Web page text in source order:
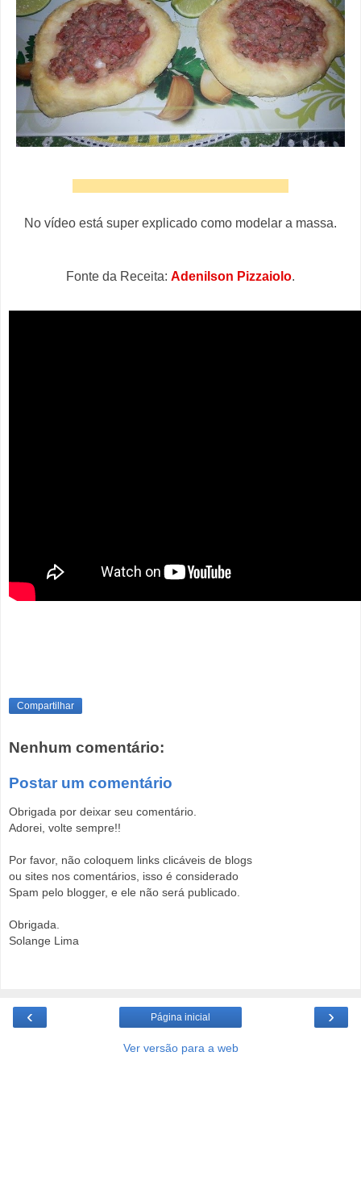
No vídeo está super explicado como modelar a massa.
Fonte da Receita: Adenilson Pizzaiolo.
Compartilhar
Nenhum comentário:
Postar um comentário
Obrigada por deixar seu comentário.
Adorei, volte sempre!!
Por favor, não coloquem links clicáveis de blogs
ou sites nos comentários, isso é considerado
Spam pelo blogger, e ele não será publicado.
Obrigada.
Solange Lima
‹ ›
Página inicial
Ver versão para a web